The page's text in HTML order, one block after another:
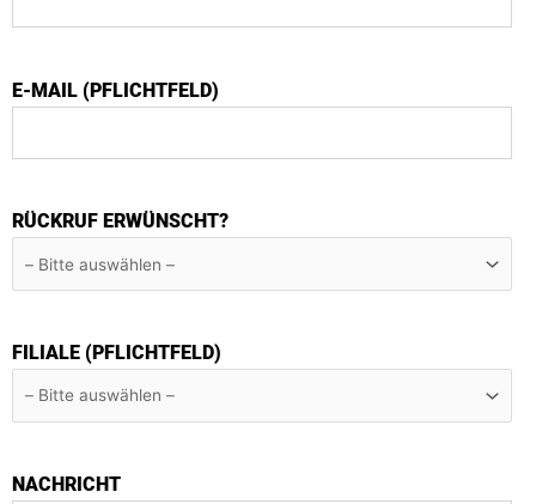
E-MAIL (PFLICHTFELD)
RÜCKRUF ERWÜNSCHT?
FILIALE (PFLICHTFELD)
NACHRICHT